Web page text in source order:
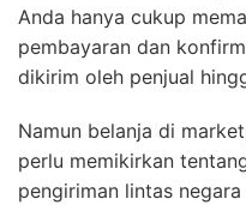
Anda hanya cukup
pembayaran dan
dikirim oleh penjual
Namun belanja di
perlu memikirkan
pengiriman lintas